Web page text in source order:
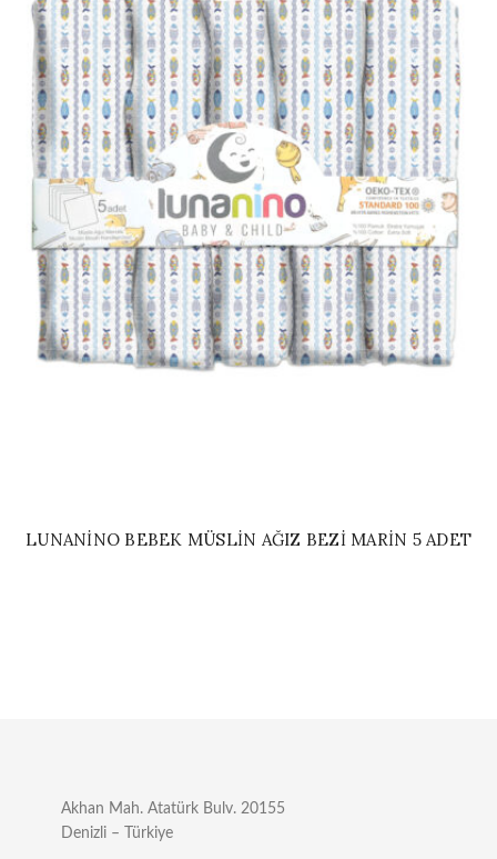
LUNANINO BEBEK MÜSLIN AĞIZ BEZI MARIN 5 ADET
Akhan Mah. Atatürk Bulv. 20155
Denizli – Türkiye